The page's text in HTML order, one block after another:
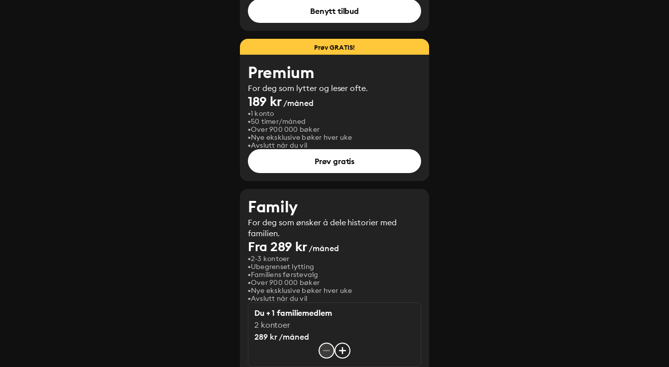
Benytt tilbud
Prøv GRATIS!
Premium
For deg som lytter og leser ofte.
189 kr/måned
1 konto
50 timer/måned
Over 900 000 bøker
Nye eksklusive bøker hver uke
Avslutt når du vil
Prøv gratis
Family
For deg som ønsker å dele historier med
familien.
Fra 289 kr/måned
2-3 kontoer
Ubegrenset lytting
Familiens førstevalg
Over 900 000 bøker
Nye eksklusive bøker hver uke
Avslutt når du vil
Du + 1 familiemedlem
2 kontoer
289 kr /måned